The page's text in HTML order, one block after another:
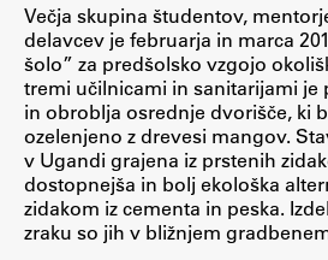
Večja skupina študentov,
delavcev je februarja in marca
šolo” za predšolsko vzgojo
tremi učilnicami in sanitarijami je
in obroblja osrednje dvorišče, ki
ozelenjeno z drevesi mangov.
v Ugandi grajena iz prstenih
dostopnejša in bolj ekološka
zidakom iz cementa in peska.
zraku so jih v bližnjem